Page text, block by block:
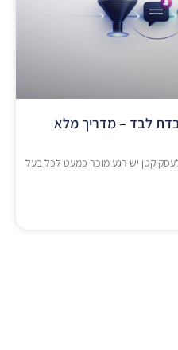
לבד – מדריך מלא
קטן יש רגע מוכר כמעט לכל בעל